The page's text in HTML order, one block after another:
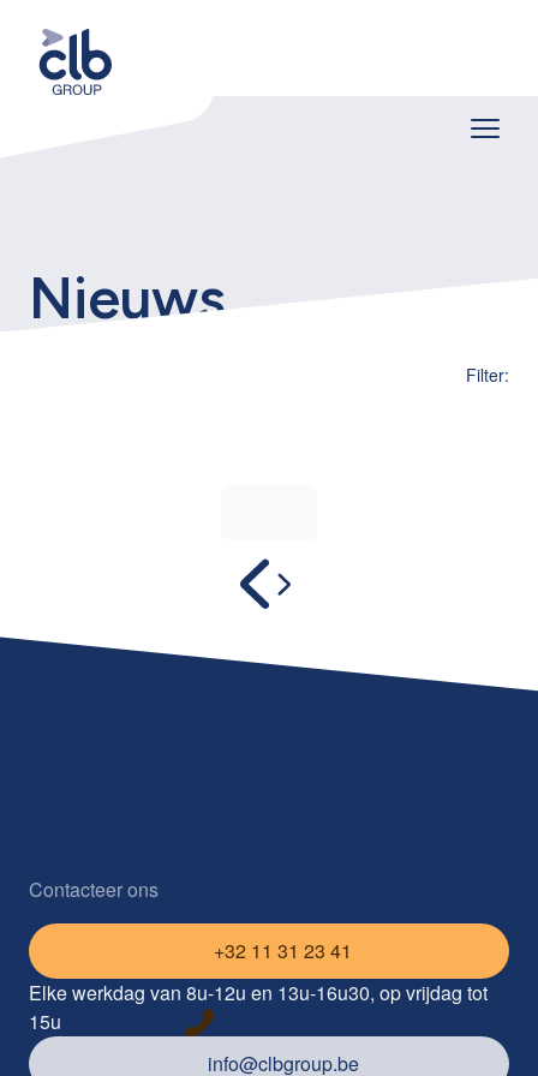
Nieuws
Filter:
Contacteer ons
+32 11 31 23 41
Elke werkdag van 8u-12u en 13u-16u30, op vrijdag tot
15u
info@clbgroup.be